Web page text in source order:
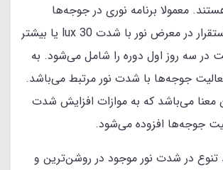
معمولا برنامه نوری در جوجه‌ها
مواردی از قبیل استقرار در معرض نور با شدت 30 lux یا بیشتر
23 ساعت در سه روز اول دوره را شامل می‌شود. به
جوجه‌ها با شدت نور مرتبط می‌باشد.
معنا می‌باشد که به موازات افزایش شدت
جوجه‌ها افزوده می‌شود.
در شدت نور موجود در روشن‌ترین و